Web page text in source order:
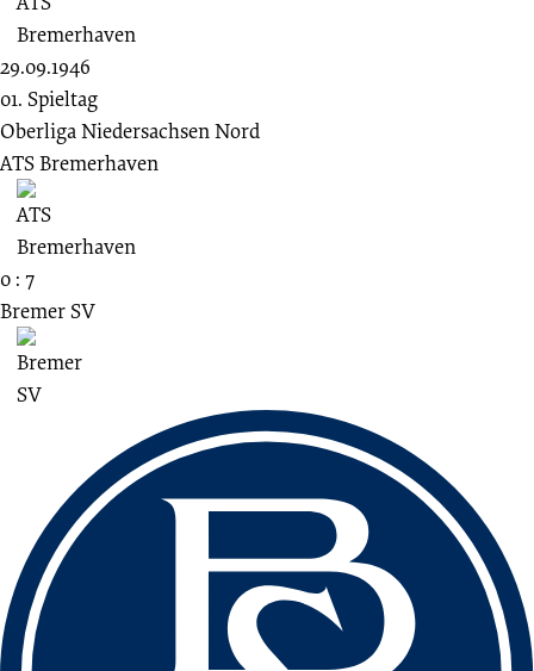
29.09.1946
01. Spieltag
Oberliga Niedersachsen Nord
ATS Bremerhaven
0 : 7
Bremer SV